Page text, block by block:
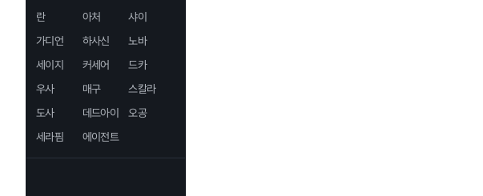
란
아처
샤이
가디언
하사신
노바
세이지
커세어
드카
우사
매구
스칼라
도사
데드아이
오공
세라핌
에이전트